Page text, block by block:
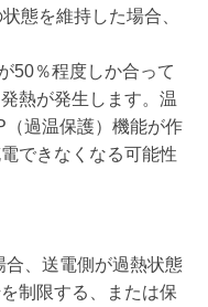
態を維持した場合、
50％程度しか合って
熱が発生します。温
（過温保護）機能が作
できなくなる可能性
合、送電側が過熱状態
制限する、または保